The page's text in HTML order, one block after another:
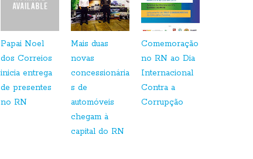
Papai Noel
dos Correios
inicia entrega
de presentes
no RN
Mais duas
novas
concessionária
s de
automóveis
chegam à
capital do RN
Comemoração
no RN ao Dia
Internacional
Contra a
Corrupção